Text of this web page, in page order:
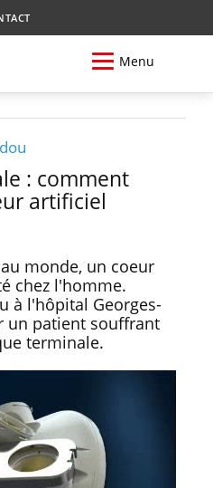
Menu
: comment
artificiel
monde, un coeur
chez l'homme.
à l'hôpital Georges-
un patient souffrant
terminale.